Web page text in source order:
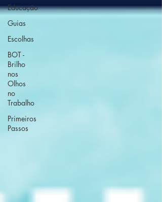
Educação
Guias
Escolhas
BOT -
Brilho
nos
Olhos
no
Trabalho
Primeiros
Passos